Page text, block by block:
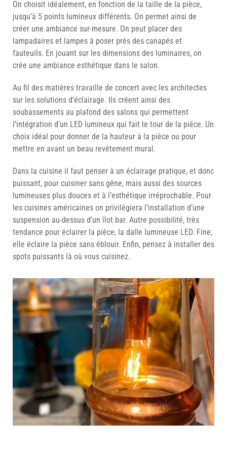
On choisit idéalement, en fonction de la taille de la pièce,
jusqu’à 5 points lumineux différents. On permet ainsi de
créer une ambiance sur-mesure. On peut placer des
lampadaires et lampes à poser près des canapés et
fauteuils. En jouant sur les dimensions des luminaires, on
crée une ambiance esthétique dans le salon.
Au fil des matières travaille de concert avec les architectes
sur les solutions d’éclairage. Ils créent ainsi des
soubassements au plafond des salons qui permettent
l’intégration d’un LED lumineux qui fait le tour de la pièce. Un
choix idéal pour donner de la hauteur à la pièce ou pour
mettre en avant un beau revêtement mural.
Dans la cuisine il faut penser à un éclairage pratique, et donc
puissant, pour cuisiner sans gêne, mais aussi des sources
lumineuses plus douces et à l’esthétique irréprochable. Pour
les cuisines américaines on privilégiera l’installation d’une
suspension au-dessus d’un îlot bar. Autre possibilité, très
tendance pour éclairer la pièce, la dalle lumineuse LED. Fine,
elle éclaire la pièce sans éblouir. Enfin, pensez à installer des
spots puissants là où vous cuisinez.